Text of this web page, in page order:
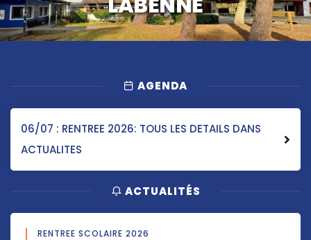
AGENDA
06/07 : RENTREE 2026: TOUS LES DETAILS DANS
ACTUALITES
ACTUALITÉS
RENTREE SCOLAIRE 2026